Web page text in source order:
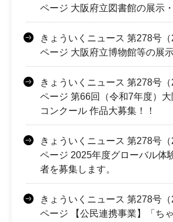
ページ 大阪府立図書館の展示
きょういくニュース 第278号
ページ 大阪府立博物館等の展
きょういくニュース 第278号
ページ 第66回（令和7年度）
コンクール 作品大募集！！
きょういくニュース 第278号
ページ 2025年度グローバル体
者を募集します。
きょういくニュース 第278号
ページ 【公民連携事業】「ち